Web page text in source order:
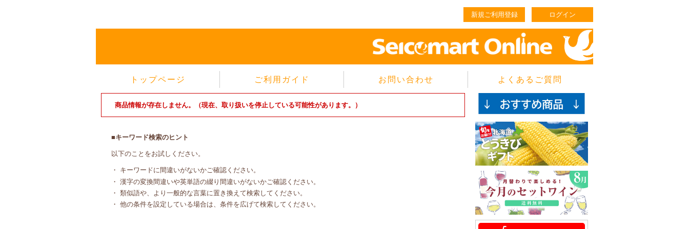
新規ご利用登録 ログイン
トップページ ご利用ガイド
当サイトについて
特定商取引法に基づく表示
よくあるご質問
お問い合わせ よくあるご質問
商品情報が存在しません。（現在、取り扱いを停止している可能性があります。）
■キーワード検索のヒント
以下のことをお試しください。
・ キーワードに間違いがないかご確認ください。
・ 漢字の変換間違いや英単語の綴り間違いがないかご確認ください。
・ 類似語や、より一般的な言葉に置き換えて検索してください。
・ 他の条件を設定している場合は、条件を広げて検索してください。